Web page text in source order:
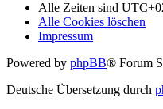
Alle Zeiten sind
Alle Cookies löschen
Impressum
Powered by phpBB® Forum
Deutsche Übersetzung durch